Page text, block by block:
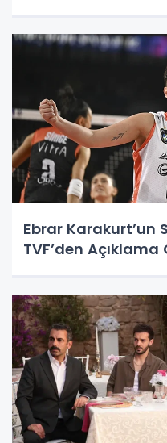
Ebrar Karakurt’un
TVF’den Açıklama